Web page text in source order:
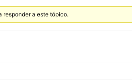
responder a este tópico.